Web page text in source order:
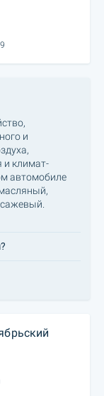
и
и климат-
автомобиле